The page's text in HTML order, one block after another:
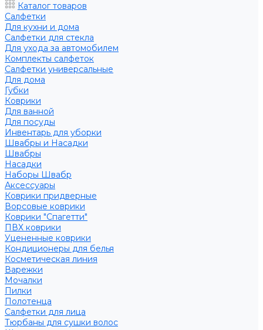
Каталог товаров
Салфетки
Для кухни и дома
Салфетки для стекла
Для ухода за автомобилем
Комплекты салфеток
Салфетки универсальные
Для дома
Губки
Коврики
Для ванной
Для посуды
Инвентарь для уборки
Швабры и Насадки
Швабры
Насадки
Наборы Швабр
Аксессуары
Коврики придверные
Ворсовые коврики
Коврики "Спагетти"
ПВХ коврики
Уцененные коврики
Кондиционеры для белья
Косметическая линия
Варежки
Мочалки
Пилки
Полотенца
Салфетки для лица
Тюрбаны для сушки волос